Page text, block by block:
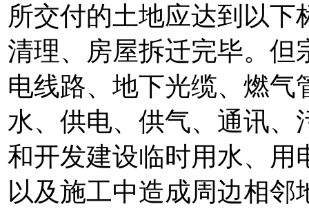
所交付的土地应达到以
清理、房屋拆迁完毕。但
电线路、地下光缆、燃气
水、供电、供气、通讯、
和开发建设临时用水、用
以及施工中造成周边相